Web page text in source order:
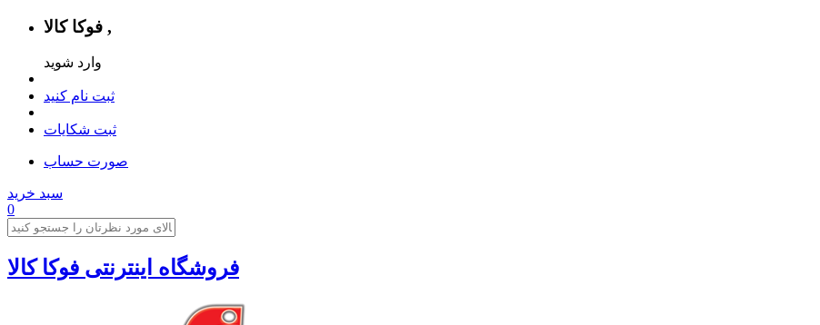
فوکا کالا ,
وارد شوید
ثبت نام کنید
ثبت شکایات
صورت حساب
سبد خرید
0
فروشگاه اینترنتی فوکا کالا